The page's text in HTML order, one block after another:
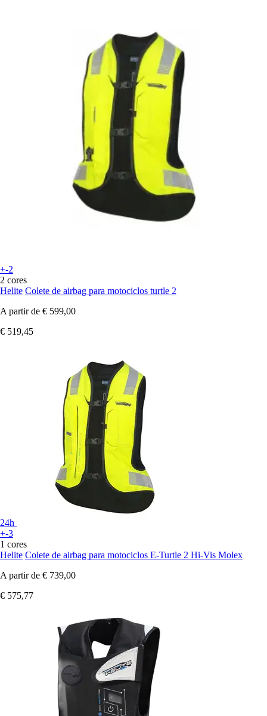
+-2
2 cores
Helite Colete de airbag para motociclos turtle 2
A partir de € 599,00
€ 519,45
24h
+-3
1 cores
Helite Colete de airbag para motociclos E-Turtle 2 Hi-Vis Molex
A partir de € 739,00
€ 575,77